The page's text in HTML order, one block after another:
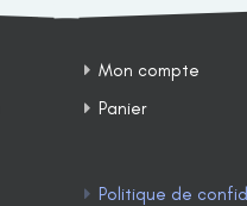
Mon compte
Panier
Politique de